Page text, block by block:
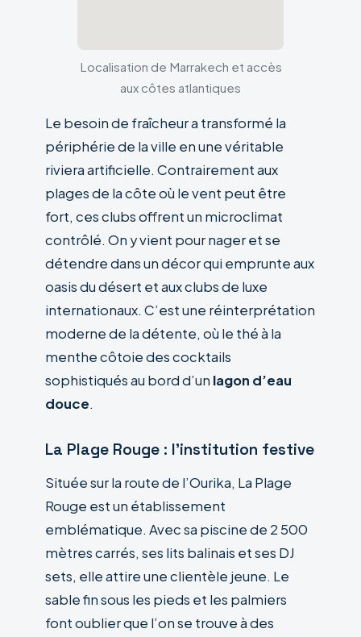
Localisation de Marrakech et accès
aux côtes atlantiques
Le besoin de fraîcheur a transformé la
périphérie de la ville en une véritable
riviera artificielle. Contrairement aux
plages de la côte où le vent peut être
fort, ces clubs offrent un microclimat
contrôlé. On y vient pour nager et se
détendre dans un décor qui emprunte aux
oasis du désert et aux clubs de luxe
internationaux. C’est une réinterprétation
moderne de la détente, où le thé à la
menthe côtoie des cocktails
sophistiqués au bord d’un lagon d’eau
douce.
La Plage Rouge : l’institution festive
Située sur la route de l’Ourika, La Plage
Rouge est un établissement
emblématique. Avec sa piscine de 2 500
mètres carrés, ses lits balinais et ses DJ
sets, elle attire une clientèle jeune. Le
sable fin sous les pieds et les palmiers
font oublier que l’on se trouve à des